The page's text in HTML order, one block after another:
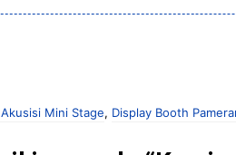
Mini Stage, Display Booth